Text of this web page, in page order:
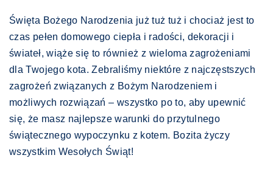
Święta Bożego Narodzenia już tuż tuż i chociaż jest to
czas pełen domowego ciepła i radości, dekoracji i
świateł, wiąże się to również z wieloma zagrożeniami
dla Twojego kota. Zebraliśmy niektóre z najczęstszych
zagrożeń związanych z Bożym Narodzeniem i
możliwych rozwiązań – wszystko po to, aby upewnić
się, że masz najlepsze warunki do przytulnego
świątecznego wypoczynku z kotem. Bozita życzy
wszystkim Wesołych Świąt!